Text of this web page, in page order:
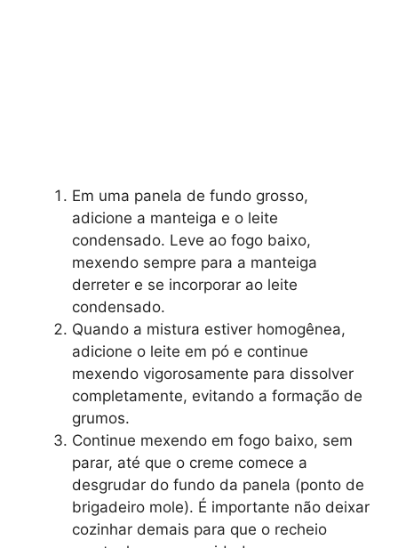
Em uma panela de fundo grosso,
adicione a manteiga e o leite
condensado. Leve ao fogo baixo,
mexendo sempre para a manteiga
derreter e se incorporar ao leite
condensado.
Quando a mistura estiver homogênea,
adicione o leite em pó e continue
mexendo vigorosamente para dissolver
completamente, evitando a formação de
grumos.
Continue mexendo em fogo baixo, sem
parar, até que o creme comece a
desgrudar do fundo da panela (ponto de
brigadeiro mole). É importante não deixar
cozinhar demais para que o recheio